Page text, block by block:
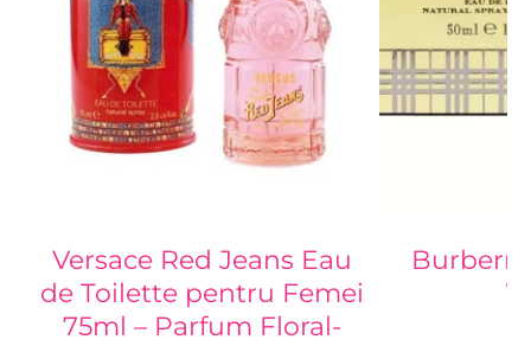
Versace Red Jeans Eau
de Toilette pentru Femei
75ml – Parfum Floral-